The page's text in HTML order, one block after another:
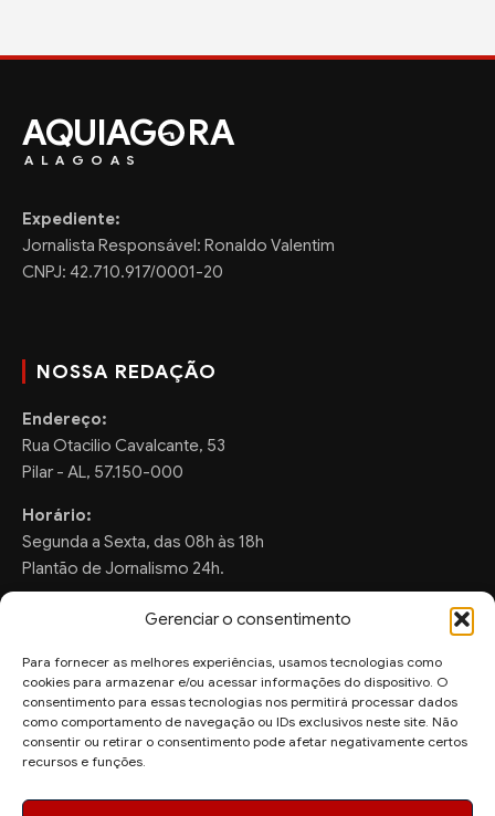
Gerenciar o consentimento
Para fornecer as melhores experiências, usamos tecnologias como
cookies para armazenar e/ou acessar informações do dispositivo. O
consentimento para essas tecnologias nos permitirá processar dados
como comportamento de navegação ou IDs exclusivos neste site. Não
consentir ou retirar o consentimento pode afetar negativamente certos
recursos e funções.
AQUIAG RA
ALAGOAS
Expediente:
Jornalista Responsável: Ronaldo Valentim
CNPJ: 42.710.917/0001-20
NOSSA REDAÇÃO
Endereço:
Rua Otacilio Cavalcante, 53
Pilar - AL, 57.150-000
Horário:
Segunda a Sexta, das 08h às 18h
Plantão de Jornalismo 24h.
FALE CONOSCO
Sugestões de Pauta:
ronaldo.valentim150@gmail.com